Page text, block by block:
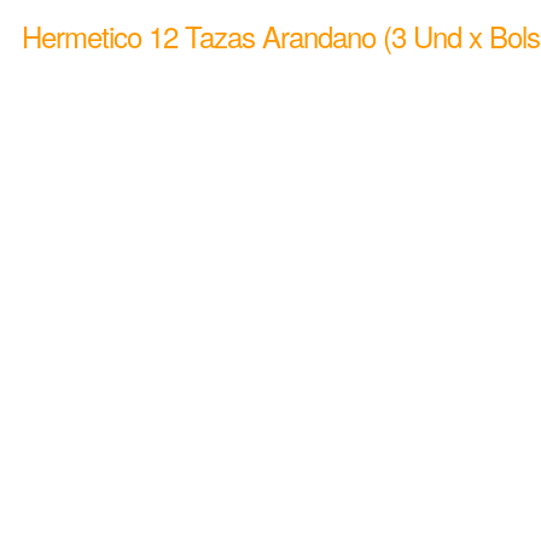
Hermetico 12 Tazas Arandano (3 Und x